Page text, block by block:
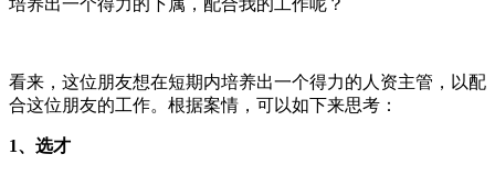
培养出一个得力的下属，配合我的工作呢？
看来，这位朋友想在短期内培养出一个得力的人资主管，以配
合这位朋友的工作。根据案情，可以如下来思考：
1、 选才